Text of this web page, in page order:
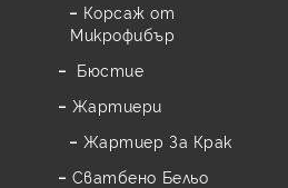
Корсаж от
Микрофибър
Бюстие
Жартиери
Жартиер За Крак
Сватбено Бельо